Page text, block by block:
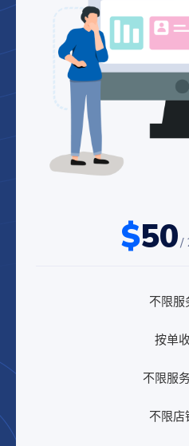
$50/
不限服
按单
不限服
不限店